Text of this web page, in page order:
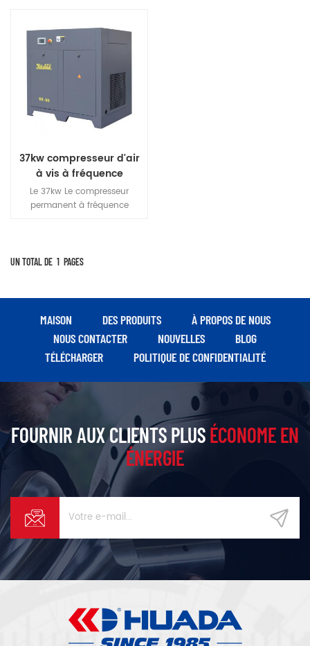
37kw compresseur d'air
à vis à fréquence
variable à aimant
permanent à économie
Le 37kw Le compresseur
permanent à fréquence
dans le FEM analyse de
chaque pièce, et pour réaliser
un fonctionnement à long
et longue durée de vie.
UN TOTAL DE 1 PAGES
MAISON DES PRODUITS
À PROPOS DE NOUS
NOUS CONTACTER
NOUVELLES
BLOG
TÉLÉCHARGER
POLITIQUE DE CONFIDENTIALITÉ
FOURNIR AUX CLIENTS PLUSÉCONOME EN
ÉNERGIE